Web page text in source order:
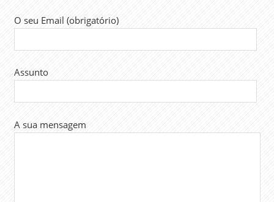
O seu Email (obrigatório)
Assunto
A sua mensagem